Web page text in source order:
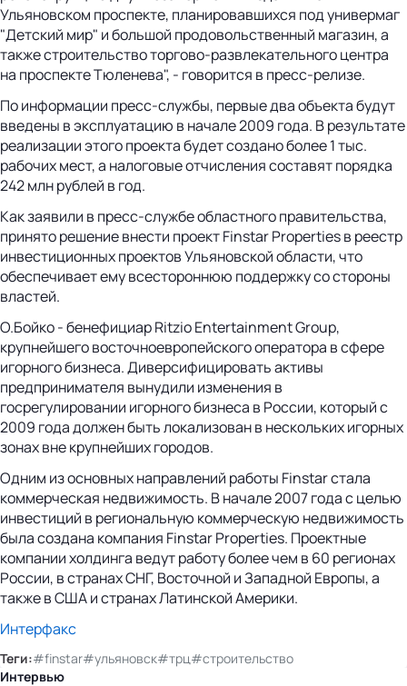
Ульяновском проспекте, планировавшихся под универмаг
"Детский мир" и большой продовольственный магазин, а
также строительство торгово-развлекательного центра
на проспекте Тюленева", - говорится в пресс-релизе.
По информации пресс-службы, первые два объекта будут
введены в эксплуатацию в начале 2009 года. В результате
реализации этого проекта будет создано более 1 тыс.
рабочих мест, а налоговые отчисления составят порядка
242 млн рублей в год.
Как заявили в пресс-службе областного правительства,
принято решение внести проект Finstar Properties в реестр
инвестиционных проектов Ульяновской области, что
обеспечивает ему всестороннюю поддержку со стороны
властей.
О.Бойко - бенефициар Ritzio Entertainment Group,
крупнейшего восточноевропейского оператора в сфере
игорного бизнеса. Диверсифицировать активы
предпринимателя вынудили изменения в
госрегулировании игорного бизнеса в России, который с
2009 года должен быть локализован в нескольких игорных
зонах вне крупнейших городов.
Одним из основных направлений работы Finstar стала
коммерческая недвижимость. В начале 2007 года с целью
инвестиций в региональную коммерческую недвижимость
была создана компания Finstar Properties. Проектные
компании холдинга ведут работу более чем в 60 регионах
России, в странах СНГ, Восточной и Западной Европы, а
также в США и странах Латинской Америки.
Интерфакс
Теги:#finstar#ульяновск#трц#строительство
Интервью